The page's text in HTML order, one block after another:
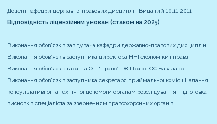
Доцент кафедри державно-правових дисциплін Виданий 10.11.2011
Відповідність ліцензійним умовам (станом на 2025)
Виконання обов’язків завідувача кафедри державно-правових дисциплін.
Виконання обов’язків заступника директора ННІ економіки і права.
Виконання обов’язків гаранта ОП “Право”, D8 Право, ОС Бакалавр.
Виконання обов’язків заступника секретаря приймальної комісії Надання
консультативної та технічної допомоги органам розслідування, підготовка
висновків спеціаліста за зверненням правоохоронних органів.